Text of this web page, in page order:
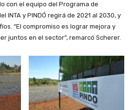
con el equipo del Programa de
INTA y PINDÓ regirá de 2021 al 2030, y
“El compromiso es lograr mejora y
juntos en el sector”, remarcó Scherer.